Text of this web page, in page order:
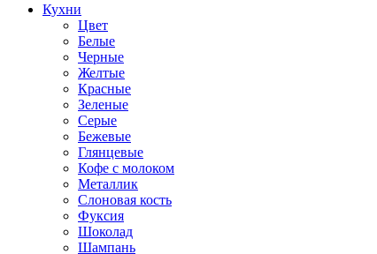
Кухни
Цвет
Белые
Черные
Желтые
Красные
Зеленые
Серые
Бежевые
Глянцевые
Кофе с молоком
Металлик
Слоновая кость
Фуксия
Шоколад
Шампань